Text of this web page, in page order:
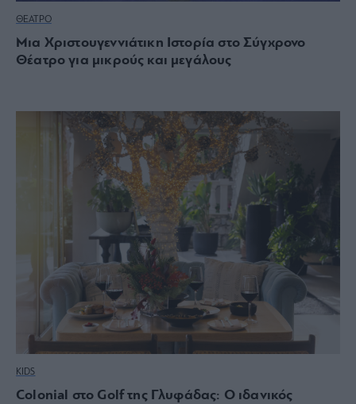
ΘΕΑΤΡΟ
Μια Χριστουγεννιάτικη Ιστορία στο Σύγχρονο
Θέατρο για μικρούς και μεγάλους
KIDS
Colonial στο Golf της Γλυφάδας: Ο ιδανικός